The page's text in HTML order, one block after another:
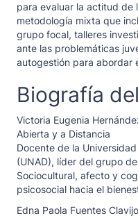
para evaluar la actitud de
metodología mixta que
grupo focal, talleres
ante las problemáticas
autogestión para abordar
Biografía
Victoria Eugenia
Abierta y a Distancia
Docente de la
(UNAD), líder del grupo
Sociocultural, afecto y
psicosocial hacia el
Edna Paola Fuentes